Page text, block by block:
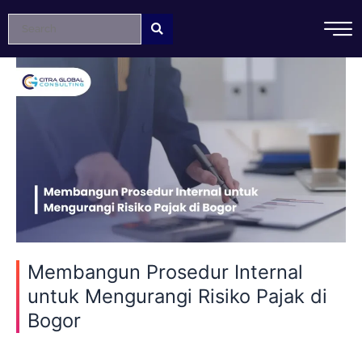
konten
Membangun Prosedur Internal
untuk Mengurangi Risiko Pajak di
Bogor
Membangun
Prosedur
Pajak
Bogor